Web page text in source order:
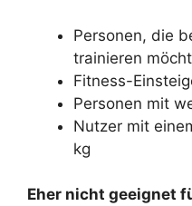
Personen, die
trainieren
Fitness-
Personen mit
Nutzer mit
kg
Eher nicht geeignet